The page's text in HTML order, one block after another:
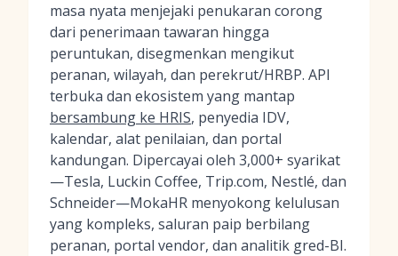
masa nyata menjejaki penukaran corong
dari penerimaan tawaran hingga
peruntukan, disegmenkan mengikut
peranan, wilayah, dan perekrut/HRBP. API
terbuka dan ekosistem yang mantap
bersambung ke HRIS, penyedia IDV,
kalendar, alat penilaian, dan portal
kandungan. Dipercayai oleh 3,000+ syarikat
—Tesla, Luckin Coffee, Trip.com, Nestlé, dan
Schneider—MokaHR menyokong kelulusan
yang kompleks, saluran paip berbilang
peranan, portal vendor, dan analitik gred-BI.